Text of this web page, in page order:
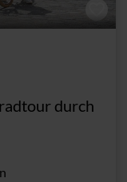
durch